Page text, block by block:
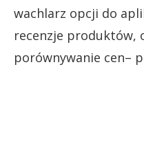
wachlarz opcji do
recenzje produktów,
porównywanie cen–